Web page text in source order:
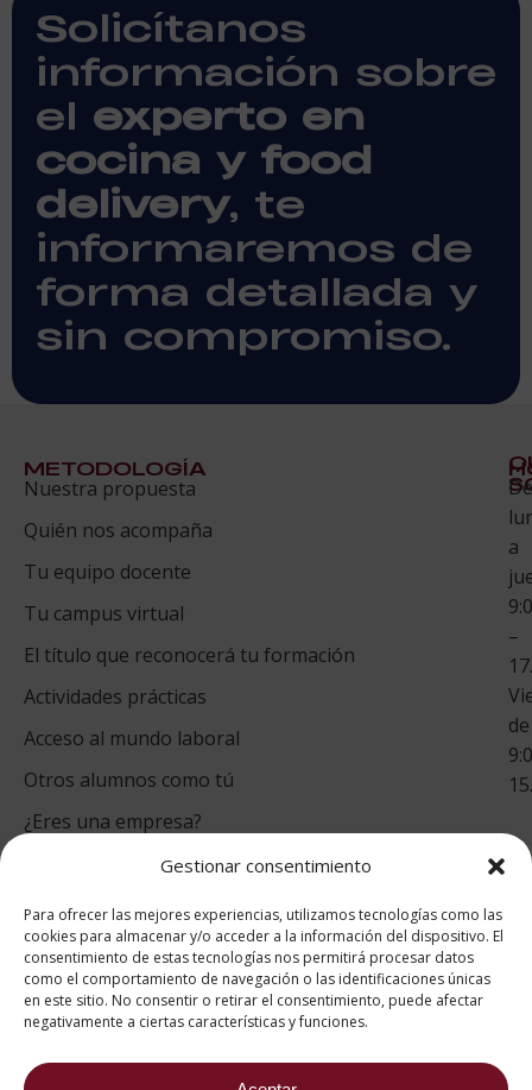
Gestionar consentimiento
Para ofrecer las mejores experiencias, utilizamos tecnologías como las
cookies para almacenar y/o acceder a la información del dispositivo. El
consentimiento de estas tecnologías nos permitirá procesar datos
como el comportamiento de navegación o las identificaciones únicas
en este sitio. No consentir o retirar el consentimiento, puede afectar
negativamente a ciertas características y funciones.
Solicítanos
información sobre
el experto en
cocina y food
delivery, te
informaremos de
forma detallada y
sin compromiso.
METODOLOGÍA
Nuestra propuesta
Quién nos acompaña
Tu equipo docente
Tu campus virtual
El título que reconocerá tu formación
Actividades prácticas
Acceso al mundo laboral
Otros alumnos como tú
¿Eres una empresa?
Te
De
a
–
de
puntuación para ESAH
9.2/10
basado en1332
Valoraciones soportado por
eKomi